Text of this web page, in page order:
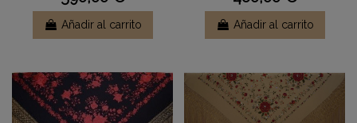
Añadir al carrito Añadir al carrito